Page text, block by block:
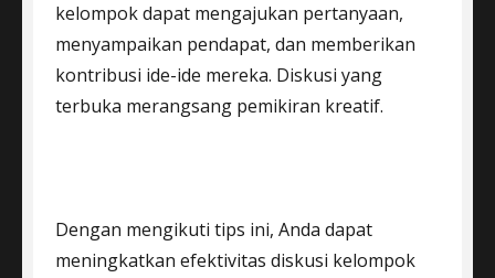
kelompok dapat mengajukan pertanyaan,
menyampaikan pendapat, dan memberikan
kontribusi ide-ide mereka. Diskusi yang
terbuka merangsang pemikiran kreatif.
Dengan mengikuti tips ini, Anda dapat
meningkatkan efektivitas diskusi kelompok